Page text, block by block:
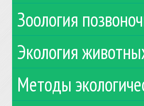
Зоология
Экология
Методы